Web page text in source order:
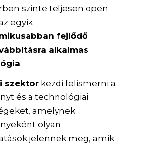
szinte teljesen open
egyik
fejlődő
alkalmas
.
szektor kezdi felismerni a
és a technológiai
amelynek
olyan
jelennek meg, amik